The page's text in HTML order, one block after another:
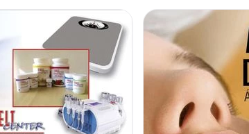
con resultados satisfactorios.
Centerse encuentran en excelente ubicación en